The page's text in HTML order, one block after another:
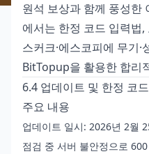
원석 보상과 함께 풍성한
에서는 한정 코드 입력법
스커크·에스코피에 무기
BitTopup을 활용한 합리
6.4 업데이트 및 한정 코
주요 내용
업데이트 일시: 2026년 2월
점검 중 서버 불안정으로